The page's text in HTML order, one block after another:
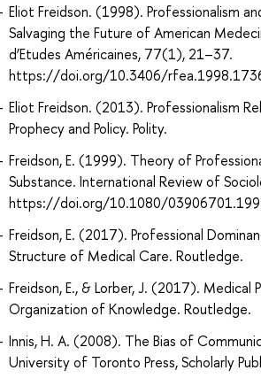
Eliot Freidson. (1998). Professionalism
Salvaging the Future of American
d’Etudes Américaines, 77(1), 21–37.
https://doi.org/10.3406/
Eliot Freidson. (2013). Professionalism
Prophecy and Policy. Polity.
Freidson, E. (1999). Theory of
Substance. International Review of
https://doi.org/10.1080/
Freidson, E. (2017). Professional
Structure of Medical Care. Routledge.
Freidson, E., & Lorber, J. (2017). Medical
Organization of Knowledge. Routledge.
Innis, H. A. (2008). The Bias of
University of Toronto Press, Scholarly